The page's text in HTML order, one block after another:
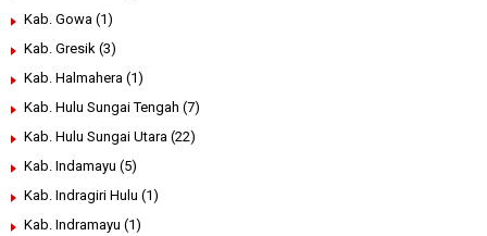
Kab. Gowa (1)
Kab. Gresik (3)
Kab. Halmahera (1)
Kab. Hulu Sungai Tengah (7)
Kab. Hulu Sungai Utara (22)
Kab. Indamayu (5)
Kab. Indragiri Hulu (1)
Kab. Indramayu (1)